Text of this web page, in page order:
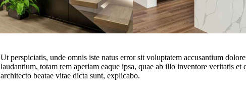
Ut perspiciatis, unde omnis iste natus error sit voluptatem accusantium
laudantium, totam rem aperiam eaque ipsa, quae ab illo inventore veritatis et
architecto beatae vitae dicta sunt, explicabo.